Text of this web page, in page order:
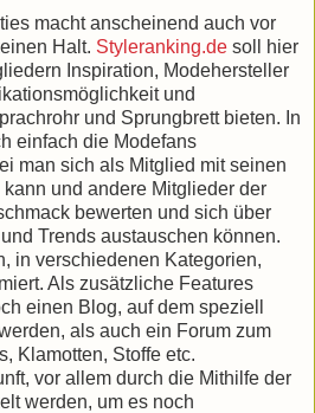
macht anscheinend auch vor
Halt. Styleranking.de soll hier
Inspiration, Modehersteller
und
und Sprungbrett bieten. In
einfach die Modefans
man sich als Mitglied mit seinen
und andere Mitglieder der
bewerten und sich über
Trends austauschen können.
in verschiedenen Kategorien,
Als zusätzliche Features
einen Blog, auf dem speziell
als auch ein Forum zum
Klamotten, Stoffe etc.
vor allem durch die Mithilfe der
werden, um es noch